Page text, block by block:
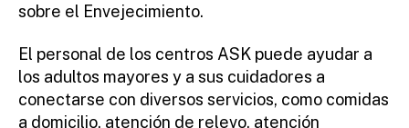
sobre el Envejecimiento.
El personal de los centros ASK puede ayudar a
los adultos mayores y a sus cuidadores a
conectarse con diversos servicios, como comidas
a domicilio, atención de relevo, atención